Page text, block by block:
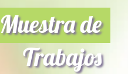
Muestra de
Trabajos